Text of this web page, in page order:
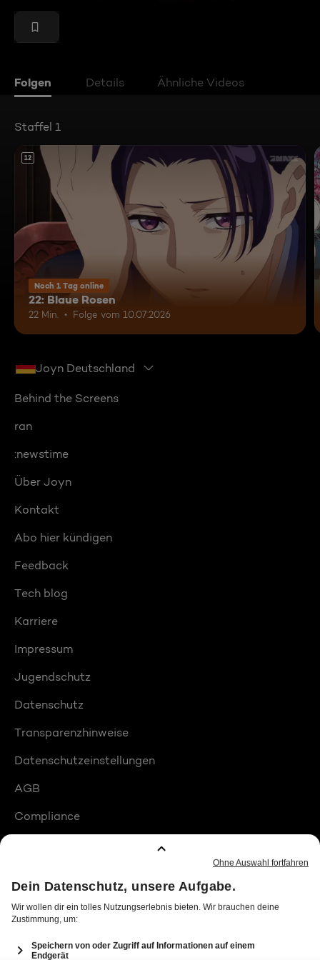
Folgen Details Ähnliche Videos
Staffel 1
12
Noch 1 Tag online
22: Blaue Rosen
22 Min. Folge vom 10.07.2026
Joyn Deutschland
Behind the Screens
ran
:newstime
Über Joyn
Kontakt
Abo hier kündigen
Feedback
Tech blog
Karriere
Impressum
Jugendschutz
Datenschutz
Transparenzhinweise
Datenschutzeinstellungen
AGB
Compliance